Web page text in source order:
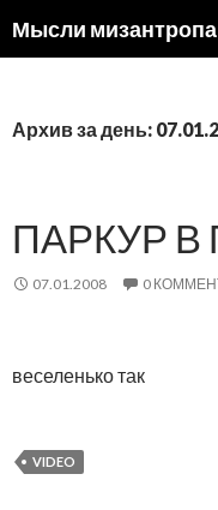
Мысли мизантропа
Архив за день:
ПАРКУР
07.01.2008 0
веселенько так
VIDEO